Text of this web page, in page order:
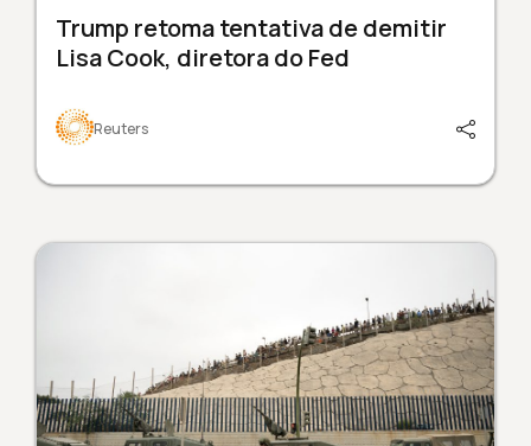
Trump retoma tentativa de demitir
Lisa Cook, diretora do Fed
Reuters